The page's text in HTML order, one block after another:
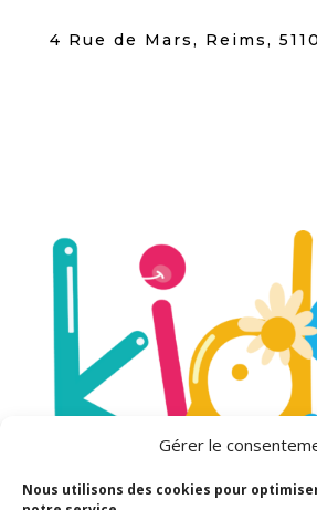
Gérer le
Nous utilisons des cookies pour
4 Rue de Mars, Reims,